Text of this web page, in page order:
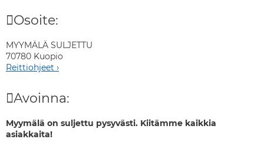
Osoite:
MYYMÄLÄ SULJETTU
70780 Kuopio
Reittiohjeet ›
Avoinna:
Myymälä on suljettu pysyvästi. Kiitämme kaikkia
asiakkaita!